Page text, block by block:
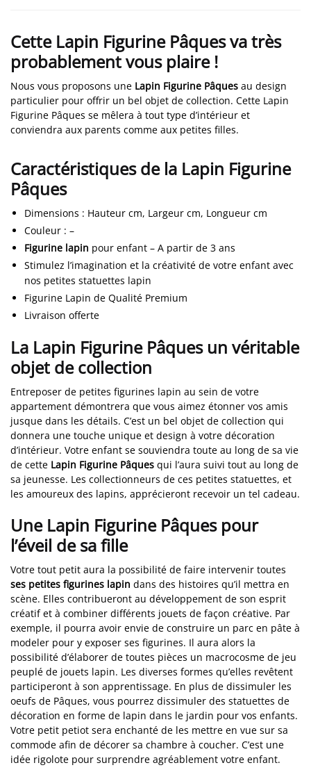
Cette Lapin Figurine Pâques va très
probablement vous plaire !
Nous vous proposons une Lapin Figurine Pâques au design
particulier pour offrir un bel objet de collection. Cette Lapin
Figurine Pâques se mêlera à tout type d’intérieur et
conviendra aux parents comme aux petites filles.
Caractéristiques de la Lapin Figurine
Pâques
Dimensions : Hauteur cm, Largeur cm, Longueur cm
Couleur : –
Figurine lapin pour enfant – A partir de 3 ans
Stimulez l’imagination et la créativité de votre enfant avec
nos petites statuettes lapin
Figurine Lapin de Qualité Premium
Livraison offerte
La Lapin Figurine Pâques un véritable
objet de collection
Entreposer de petites figurines lapin au sein de votre
appartement démontrera que vous aimez étonner vos amis
jusque dans les détails. C’est un bel objet de collection qui
donnera une touche unique et design à votre décoration
d’intérieur. Votre enfant se souviendra toute au long de sa vie
de cette Lapin Figurine Pâques qui l’aura suivi tout au long de
sa jeunesse. Les collectionneurs de ces petites statuettes, et
les amoureux des lapins, apprécieront recevoir un tel cadeau.
Une Lapin Figurine Pâques pour
l’éveil de sa fille
Votre tout petit aura la possibilité de faire intervenir toutes
ses petites figurines lapin dans des histoires qu’il mettra en
scène. Elles contribueront au développement de son esprit
créatif et à combiner différents jouets de façon créative. Par
exemple, il pourra avoir envie de construire un parc en pâte à
modeler pour y exposer ses figurines. Il aura alors la
possibilité d’élaborer de toutes pièces un macrocosme de jeu
peuplé de jouets lapin. Les diverses formes qu’elles revêtent
participeront à son apprentissage. En plus de dissimuler les
oeufs de Pâques, vous pourrez dissimuler des statuettes de
décoration en forme de lapin dans le jardin pour vos enfants.
Votre petit petiot sera enchanté de les mettre en vue sur sa
commode afin de décorer sa chambre à coucher. C’est une
idée rigolote pour surprendre agréablement votre enfant.